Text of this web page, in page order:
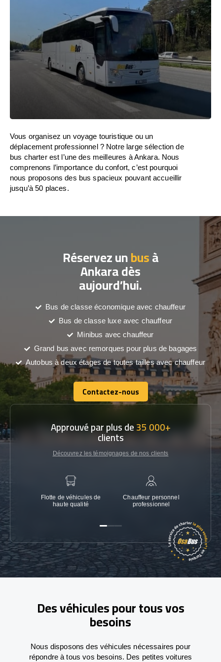
Vous organisez un voyage touristique ou un
déplacement professionnel ? Notre large sélection de
bus charter est l’une des meilleures à Ankara. Nous
comprenons l’importance du confort, c’est pourquoi
nous proposons des bus spacieux pouvant accueillir
jusqu’à 50 places.
Réservez unbusà
Ankara dès
aujourd’hui.
Bus de classe économique avec chauffeur
Bus de classe luxe avec chauffeur
Minibus avec chauffeur
Grand bus avec remorques pour plus de bagages
Autobus à deux étages de toutes tailles avec chauffeur
Contactez-nous
Contactez-nous
Approuvé par plus de35 000+
clients
Découvrez les témoignages de nos clients
Flotte de véhicules de
haute qualité
Chauffeur personnel
professionnel
Des véhicules pour tous vos
besoins
Nous disposons des véhicules nécessaires pour
répondre à tous vos besoins. Des petites voitures